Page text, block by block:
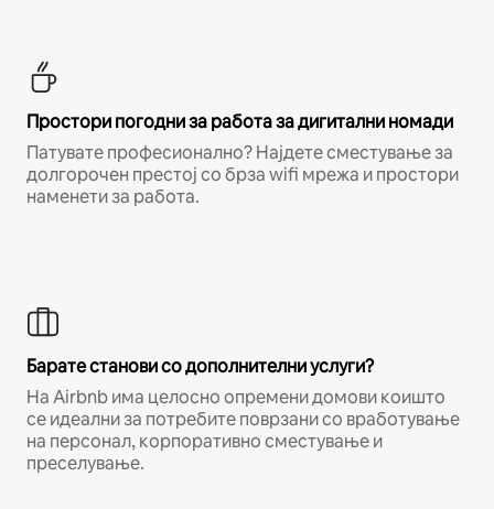
Простори погодни за работа за дигитални номади
Патувате професионално? Најдете сместување за
долгорочен престој со брза wifi мрежа и простори
наменети за работа.
Барате станови со дополнителни услуги?
На Airbnb има целосно опремени домови коишто
се идеални за потребите поврзани со вработување
на персонал, корпоративно сместување и
преселување.